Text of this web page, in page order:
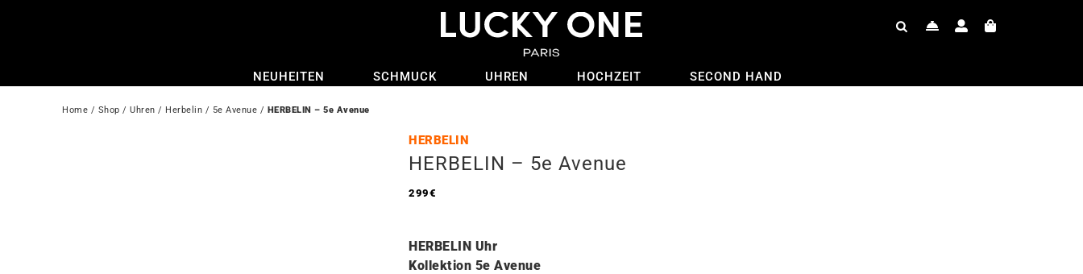
NEUHEITEN SCHMUCK UHREN HOCHZEIT SECOND HAND
Home / Shop / Uhren / Herbelin / 5e Avenue / HERBELIN – 5e Avenue
HERBELIN
HERBELIN – 5e Avenue
299€
HERBELIN Uhr
Kollektion 5e Avenue